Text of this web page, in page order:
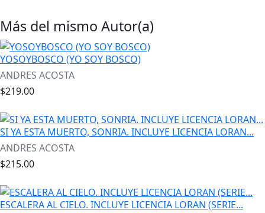
Más del mismo Autor(a)
YOSOYBOSCO (YO SOY BOSCO)
ANDRES ACOSTA
$219.00
SI YA ESTA MUERTO, SONRIA. INCLUYE LICENCIA LORAN...
ANDRES ACOSTA
$215.00
ESCALERA AL CIELO. INCLUYE LICENCIA LORAN (SERIE...